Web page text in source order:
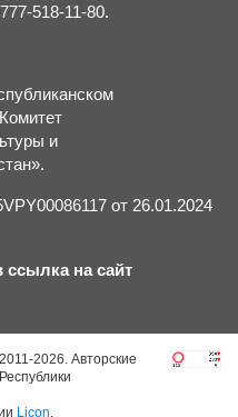
518-11-80.
и
от 26.01.2024
на сайт
2026. Авторские
Licon.